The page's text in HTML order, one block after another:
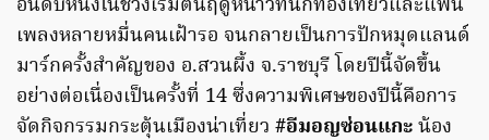
อันดับหนึ่งในช่วงเริ่มต้นฤดูหนาวที่นักท่องเที่ยวและแฟน
เพลงหลายหมื่นคนเฝ้ารอ จนกลายเป็นการปักหมุดแลนด์
มาร์กครั้งสำคัญของ อ.สวนผึ้ง จ.ราชบุรี โดยปีนี้จัดขึ้น
อย่างต่อเนื่องเป็นครั้งที่ 14 ซึ่งความพิเศษของปีนี้คือการ
จัดกิจกรรมกระตุ้นเมืองน่าเที่ยว #อีมอญซ่อนแกะน้อง